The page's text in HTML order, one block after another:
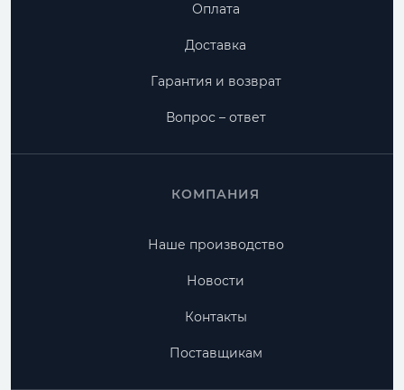
Оплата
Доставка
Гарантия и возврат
Вопрос – ответ
КОМПАНИЯ
Наше производство
Новости
Контакты
Поставщикам